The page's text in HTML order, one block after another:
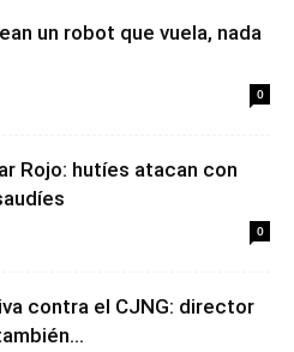
un robot que vuela, nada
0
Rojo: hutíes atacan con
0
contra el CJNG: director